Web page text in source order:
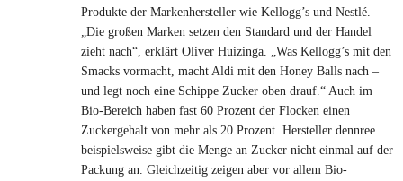
Produkte der Markenhersteller wie Kellogg’s und Nestlé.
„Die großen Marken setzen den Standard und der Handel
zieht nach“, erklärt Oliver Huizinga. „Was Kellogg’s mit den
Smacks vormacht, macht Aldi mit den Honey Balls nach –
und legt noch eine Schippe Zucker oben drauf.“ Auch im
Bio-Bereich haben fast 60 Prozent der Flocken einen
Zuckergehalt von mehr als 20 Prozent. Hersteller dennree
beispielsweise gibt die Menge an Zucker nicht einmal auf der
Packung an. Gleichzeitig zeigen aber vor allem Bio-